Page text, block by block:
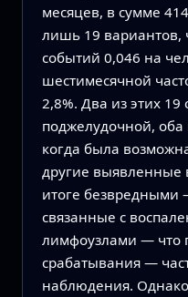
месяцев, в сумме
лишь 19 вариантов,
событий 0,046 на
шестимесячной
2,8%. Два из этих 19
поджелудочной,
когда была
другие выявленные
итоге
связанные с
лимфоузлами — что
срабатывания —
наблюдения.